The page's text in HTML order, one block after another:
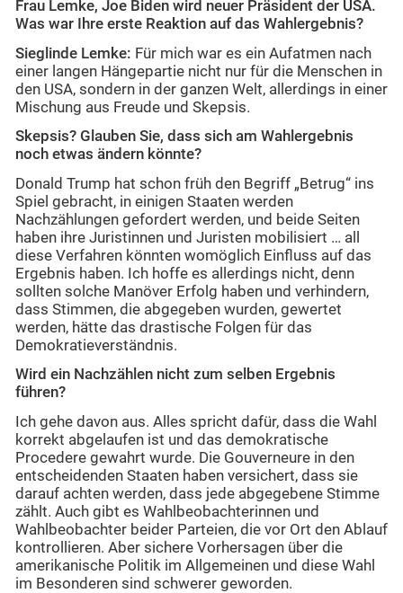
Frau Lemke, Joe Biden wird neuer Präsident der USA.
Was war Ihre erste Reaktion auf das Wahlergebnis?
Sieglinde Lemke: Für mich war es ein Aufatmen nach
einer langen Hängepartie nicht nur für die Menschen in
den USA, sondern in der ganzen Welt, allerdings in einer
Mischung aus Freude und Skepsis.
Skepsis? Glauben Sie, dass sich am Wahlergebnis
noch etwas ändern könnte?
Donald Trump hat schon früh den Begriff „Betrug“ ins
Spiel gebracht, in einigen Staaten werden
Nachzählungen gefordert werden, und beide Seiten
haben ihre Juristinnen und Juristen mobilisiert … all
diese Verfahren könnten womöglich Einfluss auf das
Ergebnis haben. Ich hoffe es allerdings nicht, denn
sollten solche Manöver Erfolg haben und verhindern,
dass Stimmen, die abgegeben wurden, gewertet
werden, hätte das drastische Folgen für das
Demokratieverständnis.
Wird ein Nachzählen nicht zum selben Ergebnis
führen?
Ich gehe davon aus. Alles spricht dafür, dass die Wahl
korrekt abgelaufen ist und das demokratische
Procedere gewahrt wurde. Die Gouverneure in den
entscheidenden Staaten haben versichert, dass sie
darauf achten werden, dass jede abgegebene Stimme
zählt. Auch gibt es Wahlbeobachterinnen und
Wahlbeobachter beider Parteien, die vor Ort den Ablauf
kontrollieren. Aber sichere Vorhersagen über die
amerikanische Politik im Allgemeinen und diese Wahl
im Besonderen sind schwerer geworden.